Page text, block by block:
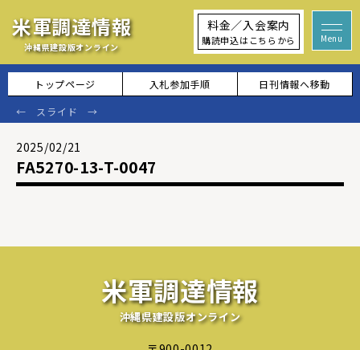
米軍調達情報
沖縄県建設版オンライン
料金／入会案内
購読申込はこちらから
トップページ 入札参加手順 日刊情報へ移動
2025/02/21
FA5270-13-T-0047
米軍調達情報
沖縄県建設版オンライン